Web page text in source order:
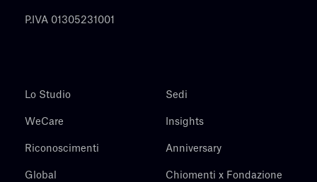
P.IVA 01305231001
Lo Studio
WeCare
Riconoscimenti
Global
Sedi
Insights
Anniversary
Chiomenti x Fondazione